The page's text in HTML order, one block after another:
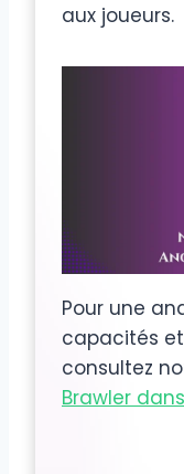
aux joueurs.
Pour une
capacités
consultez
Brawler